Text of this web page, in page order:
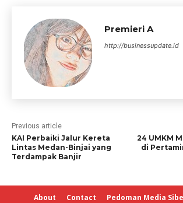
Premieri A
http://businessupdate.id
Previous article
KAI Perbaiki Jalur Kereta
Lintas Medan-Binjai yang
Terdampak Banjir
24 UMKM
di
About Contact Pedoman Media